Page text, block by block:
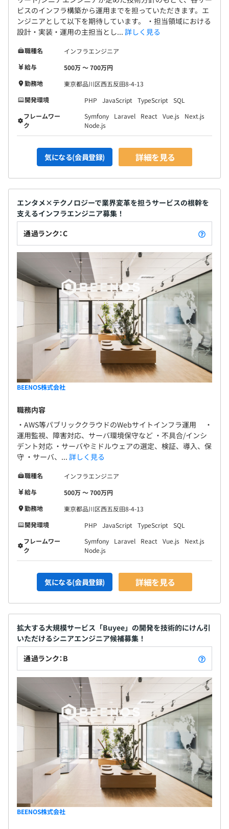
ビスのインフラ構築から運用までを担っていただきます。エ
ンジニアとして以下を期待しています。 ・担当領域における
設計・実装・運用の主担当とし... 詳しく見る
職種名
インフラエンジニア
給与
500万 〜 700万円
勤務地
東京都品川区西五反田8-4-13
開発環境
PHP JavaScript TypeScript
SQL
フレームワー
ク
Symfony Laravel React Vue.js
Next.js
Node.js
気になる(会員登録) 詳細を見る
エンタメ×テクノロジーで業界変革を担うサービスの根幹を
支えるインフラエンジニア募集！
通過ランク：C
BEENOS株式会社
職務内容
・AWS等パブリッククラウドのWebサイトインフラ運用 ・
運用監視、障害対応、サーバ環境保守など ・不具合/インシ
デント対応 ・サーバやミドルウェアの選定、検証、導入、保
守 ・サーバ、... 詳しく見る
職種名
インフラエンジニア
給与
500万 〜 700万円
勤務地
東京都品川区西五反田8-4-13
開発環境
PHP JavaScript TypeScript
SQL
フレームワー
ク
Symfony Laravel React Vue.js
Next.js
Node.js
気になる(会員登録) 詳細を見る
拡大する大規模サービス「Buyee」の開発を技術的にけん引
いただけるシニアエンジニア候補募集！
通過ランク：B
BEENOS株式会社